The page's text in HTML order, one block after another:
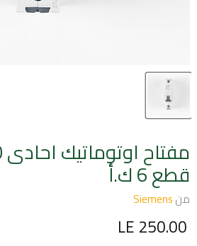
قطع 6 ك.أ
منSiemens
السعر الحالي
LE 250.00